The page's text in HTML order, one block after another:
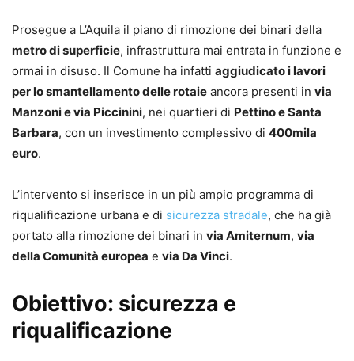
Prosegue a L’Aquila il piano di rimozione dei binari della
metro di superficie, infrastruttura mai entrata in funzione e
ormai in disuso. Il Comune ha infatti aggiudicato i lavori
per lo smantellamento delle rotaie ancora presenti in via
Manzoni e via Piccinini, nei quartieri di Pettino e Santa
Barbara, con un investimento complessivo di 400mila
euro.
L’intervento si inserisce in un più ampio programma di
riqualificazione urbana e di sicurezza stradale, che ha già
portato alla rimozione dei binari in via Amiternum, via
della Comunità europea e via Da Vinci.
Obiettivo: sicurezza e
riqualificazione